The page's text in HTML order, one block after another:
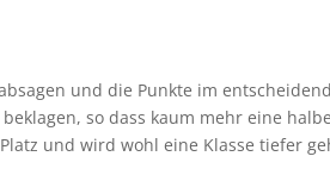
und die Punkte im
so dass kaum mehr eine
und wird wohl eine Klasse tiefer